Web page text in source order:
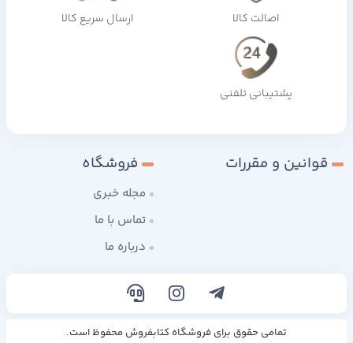
اصالت کالا ارسال سریع کالا
پشتیبانی تلفنی
قوانین و مقررات فروشگاه
مجله خبری
تماس با ما
درباره ما
تمامی حقوق برای فروشگاه کتابفروش محفوظ است.